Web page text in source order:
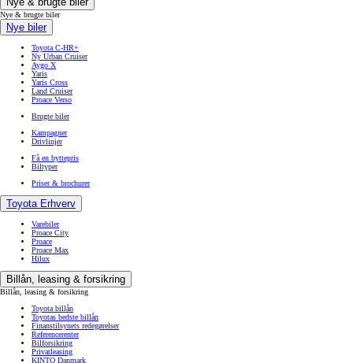
Nye & brugte biler
Nye biler
Toyota C-HR+
Ny Urban Cruiser
Aygo X
Yaris
Yaris Cross
Land Cruiser
Proace Verso
Brugte biler
Kampagner
Drivlinjer
Få en byttepris
Biltyper
Priser & brochurer
Toyota Erhverv
Varebiler
Proace City
Proace
Proace Max
Hilux
Billån, leasing & forsikring
Billån, leasing & forsikring
Toyota billån
Toyotas bedste billån
Finanstilsynets redegørelser
Referencerenter
Bilforsikring
Privatleasing
KINTO Danmark